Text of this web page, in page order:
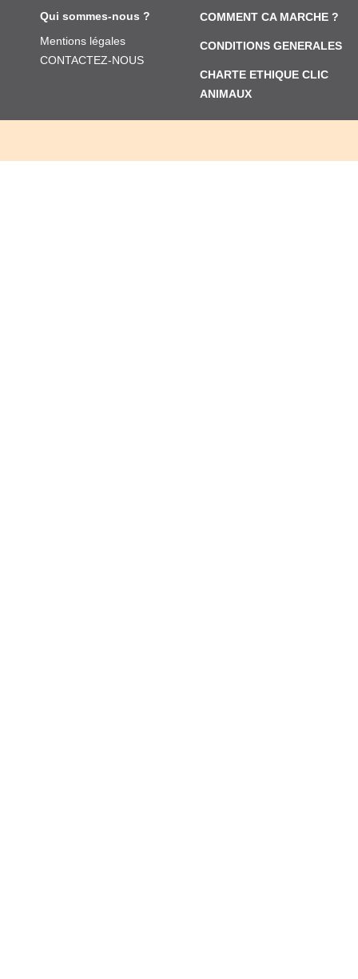
Qui sommes-nous ?
Mentions légales
CONTACTEZ-NOUS
COMMENT CA MARCHE ?
CONDITIONS GENERALES
CHARTE ETHIQUE CLIC
ANIMAUX